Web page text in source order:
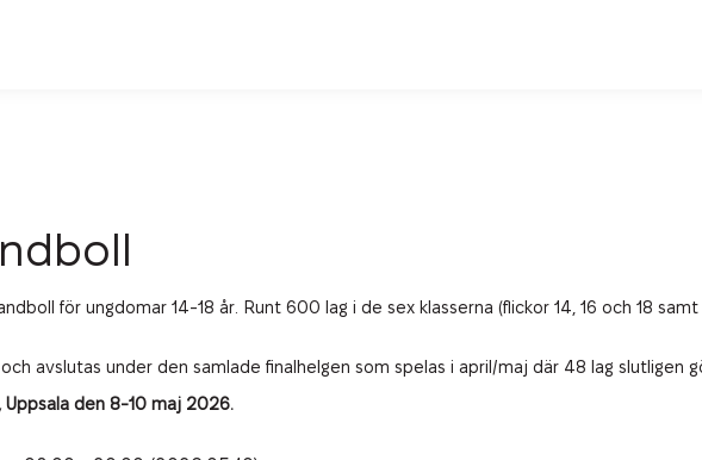
för ungdomar 14-18 år. Runt 600 lag i de sex klasserna (flickor 14, 16 och 18
avslutas under den samlade finalhelgen som spelas i april/maj där 48 lag slutligen
Uppsala den 8-10 maj 2026.